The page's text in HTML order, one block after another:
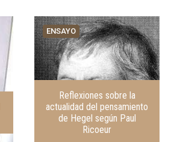
ENSAYO
Reflexiones sobre la
actualidad del pensamiento
de Hegel según Paul
Ricoeur